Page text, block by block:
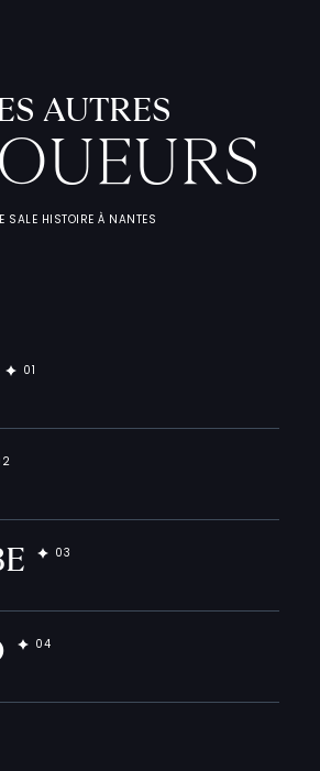
AUTRES
SALE HISTOIRE À NANTES